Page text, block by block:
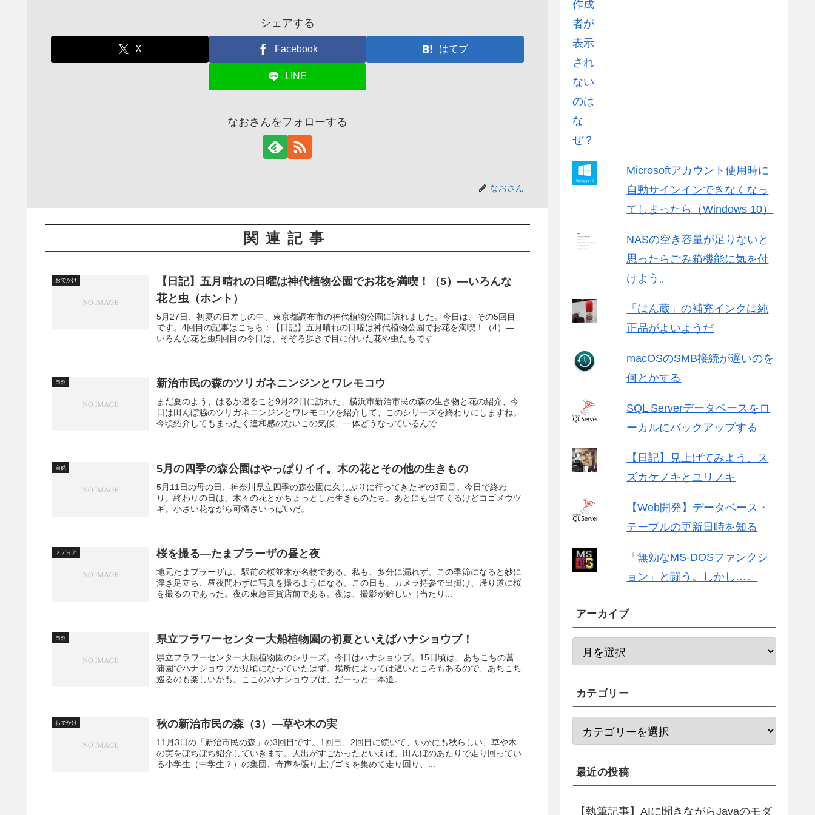
シェアする
X Facebook はてブ
LINE
なおさんをフォローする
なおさん
関連記事
おでかけ
【日記】五月晴れの日曜は神代植物公園でお花を満喫！（5）—いろんな
花と虫（ホント）
5月27日、初夏の日差しの中、東京都調布市の神代植物公園に訪れました。今日は、その5回目
です。4回目の記事はこちら：【日記】五月晴れの日曜は神代植物公園でお花を満喫！（4）—
いろんな花と虫5回目の今日は、そぞろ歩きで目に付いた花や虫たちです...
自然 新治市民の森のツリガネニンジンとワレモコウ
まだ夏のよう、はるか遡ること9月22日に訪れた、横浜市新治市民の森の生き物と花の紹介、今
日は田んぼ脇のツリガネニンジンとワレモコウを紹介して、このシリーズを終わりにしますね。
今頃紹介してもまったく違和感のないこの気候、一体どうなっているんで...
自然 5月の四季の森公園はやっぱりイイ。木の花とその他の生きもの
5月11日の母の日、神奈川県立四季の森公園に久しぶりに行ってきたぞの3回目。今日で終わ
り。終わりの日は、木々の花とかちょっとした生きものたち。あとにも出てくるけどコゴメウツ
ギ。小さい花ながら可憐さいっぱいだ。
メディア 桜を撮る―たまプラーザの昼と夜
地元たまプラーザは、駅前の桜並木が名物である。私も、多分に漏れず、この季節になると妙に
浮き足立ち、昼夜問わずに写真を撮るようになる。この日も、カメラ持参で出掛け、帰り道に桜
を撮るのであった。夜の東急百貨店前である。夜は、撮影が難しい（当たり...
自然 県立フラワーセンター大船植物園の初夏といえばハナショウブ！
県立フラワーセンター大船植物園のシリーズ。今日はハナショウブ。15日頃は、あちこちの菖
蒲園でハナショウブが見頃になっていたはず。場所によっては遅いところもあるので、あちこち
巡るのも楽しいかも。ここのハナショウブは、だーっと一本道。
おでかけ 秋の新治市民の森（3）―草や木の実
11月3日の「新治市民の森」の3回目です。1回目、2回目に続いて、いかにも秋らしい、草や木
の実をぼちぼち紹介していきます。人出がすごかったといえば、田んぼのあたりで走り回ってい
る小学生（中学生？）の集団、奇声を張り上げゴミを集めて走り回り、...
Microsoftアカウント使用時に
自動サインインできなくなっ
てしまったら（Windows 10）
NASの空き容量が足りないと
思ったらごみ箱機能に気を付
けよう。
「はん蔵」の補充インクは純
正品がよいようだ
macOSのSMB接続が遅いのを
何とかする
SQL Serverデータベースをロ
ーカルにバックアップする
【日記】見上げてみよう、ス
ズカケノキとユリノキ
【Web開発】データベース・
テーブルの更新日時を知る
「無効なMS-DOSファンクシ
ョン」と闘う。しかし…。
アーカイブ
カテゴリー
最近の投稿
【執筆記事】AIに聞きながらJavaのモダ